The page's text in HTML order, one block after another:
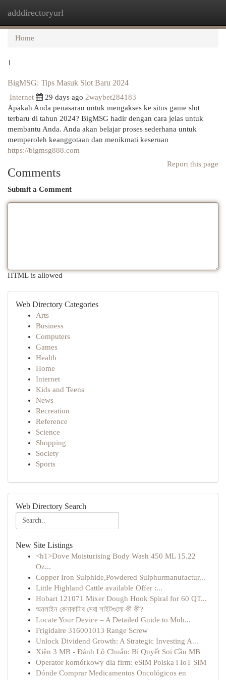
adddirectoryurl
Home
1
BigMSG: Tips Masuk Slot Baru 2024
Internet 29 days ago 2waybet284183
Apakah Anda penasaran untuk mengakses ke situs game slot
terbaru di tahun 2024? BigMSG hadir dengan cara jelas untuk
membantu Anda. Anda akan belajar proses sederhana untuk
memperoleh keanggotaan dan menikmati keseruan
https://bigmsg888.com
Report this page
Comments
Submit a Comment
HTML is allowed
Web Directory Categories
Arts
Business
Computers
Games
Health
Home
Internet
Kids and Teens
News
Recreation
Reference
Science
Shopping
Society
Sports
Web Directory Search
New Site Listings
<h1>Dove Moisturising Body Wash 450 ML 15.22
Oz...
Copper Iron Sulphide,Powdered Sulphurmanufactur...
Little Highland Cattle available Offer :...
Hobart 121071 Mixer Dough Hook Spiral for 60 QT...
অনলাইন কেনাকাটার সেরা সাইটগুলো কী কী?
Locate Your Device – A Detailed Guide to Mob...
Frigidaire 316001013 Range Screw
Unlock Dividend Growth: A Strategic Investing A...
Xiên 3 MB - Đánh Lô Chuẩn: Bí Quyết Soi Cầu MB
Operator komórkowy dla firm: eSIM Polska i IoT SIM
Dónde Comprar Medicamentos Oncológicos en